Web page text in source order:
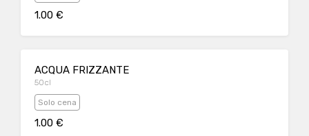
1.00 €
ACQUA FRIZZANTE
50cl
Solo cena
1.00 €